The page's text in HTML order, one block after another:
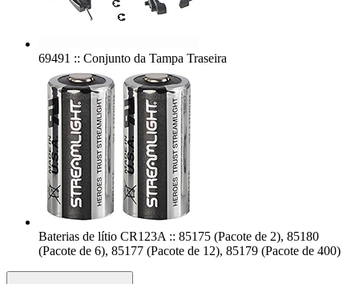
69491 :: Conjunto da Tampa Traseira
Baterias de lítio CR123A :: 85175 (Pacote de 2), 85180
(Pacote de 6), 85177 (Pacote de 12), 85179 (Pacote de 400)